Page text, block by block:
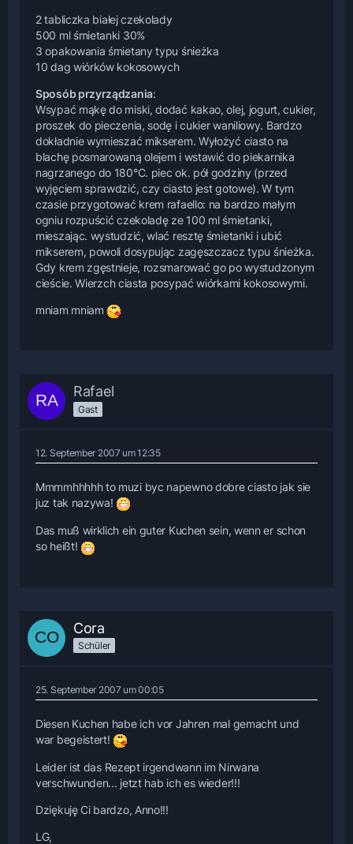
2 tabliczka białej czekolady
500 ml śmietanki 30%
3 opakowania śmietany typu śnieżka
10 dag wiórków kokosowych
Sposób przyrządzania:
Wsypać mąkę do miski, dodać kakao, olej, jogurt, cukier,
proszek do pieczenia, sodę i cukier waniliowy. Bardzo
dokładnie wymieszać mikserem. Wyłożyć ciasto na
blachę posmarowaną olejem i wstawić do piekarnika
nagrzanego do 180°C. piec ok. pół godziny (przed
wyjęciem sprawdzić, czy ciasto jest gotowe). W tym
czasie przygotować krem rafaello: na bardzo małym
ogniu rozpuścić czekoladę ze 100 ml śmietanki,
mieszając. wystudzić, wlać resztę śmietanki i ubić
mikserem, powoli dosypując zagęszczacz typu śnieżka.
Gdy krem zgęstnieje, rozsmarować go po wystudzonym
cieście. Wierzch ciasta posypać wiórkami kokosowymi.
mniam mniam
Rafael
Gast
12. September 2007 um 12:35
Mmmmhhhhh to muzi byc napewno dobre ciasto jak sie
juz tak nazywa!
Das muß wirklich ein guter Kuchen sein, wenn er schon
so heißt!
Cora
Schüler
25. September 2007 um 00:05
Diesen Kuchen habe ich vor Jahren mal gemacht und
war begeistert!
Leider ist das Rezept irgendwann im Nirwana
verschwunden... jetzt hab ich es wieder!!!
Dziękuję Ci bardzo, Anno!!!
LG,